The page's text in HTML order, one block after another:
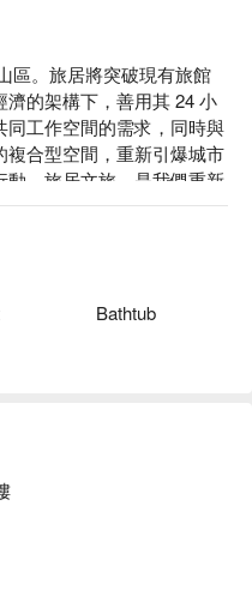
區。旅居將突破現有旅館
的架構下，善用其 24 小
工作空間的需求，同時與
合型空間，重新引爆城市
。旅居文旅，是我們重新
成為體驗台灣文化載體的
星。
文旅 松山驛站，讓你輕鬆
Bathtub